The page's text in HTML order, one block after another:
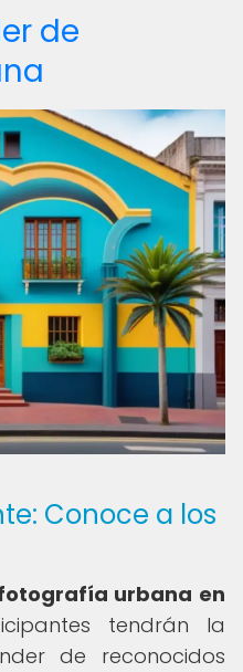
de
Conoce a los
urbana en
tendrán la
de reconocidos